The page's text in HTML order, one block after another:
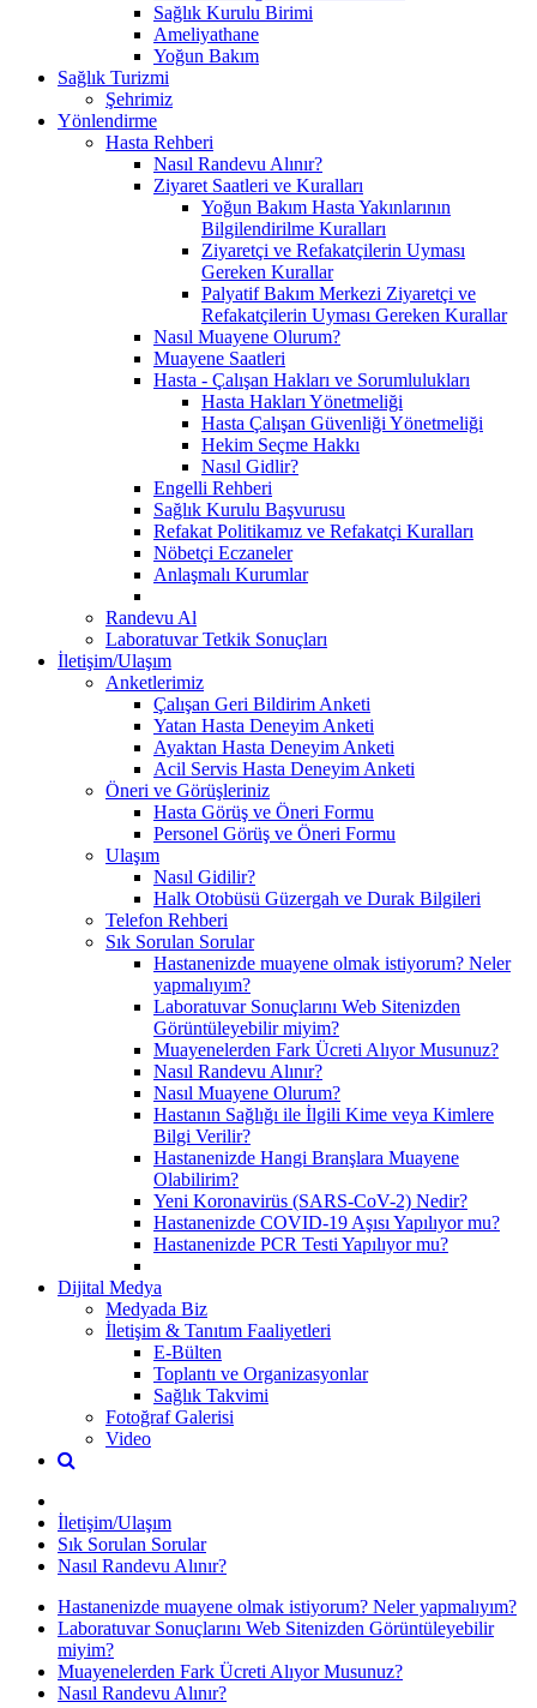
Sağlık Kurulu Birimi
Ameliyathane
Yoğun Bakım
Sağlık Turizmi
Şehrimiz
Yönlendirme
Hasta Rehberi
Nasıl Randevu Alınır?
Ziyaret Saatleri ve Kuralları
Yoğun Bakım Hasta Yakınlarının
Bilgilendirilme Kuralları
Ziyaretçi ve Refakatçilerin Uyması
Gereken Kurallar
Palyatif Bakım Merkezi Ziyaretçi ve
Refakatçilerin Uyması Gereken Kurallar
Nasıl Muayene Olurum?
Muayene Saatleri
Hasta - Çalışan Hakları ve Sorumlulukları
Hasta Hakları Yönetmeliği
Hasta Çalışan Güvenliği Yönetmeliği
Hekim Seçme Hakkı
Nasıl Gidlir?
Engelli Rehberi
Sağlık Kurulu Başvurusu
Refakat Politikamız ve Refakatçi Kuralları
Nöbetçi Eczaneler
Anlaşmalı Kurumlar
Randevu Al
Laboratuvar Tetkik Sonuçları
İletişim/Ulaşım
Anketlerimiz
Çalışan Geri Bildirim Anketi
Yatan Hasta Deneyim Anketi
Ayaktan Hasta Deneyim Anketi
Acil Servis Hasta Deneyim Anketi
Öneri ve Görüşleriniz
Hasta Görüş ve Öneri Formu
Personel Görüş ve Öneri Formu
Ulaşım
Nasıl Gidilir?
Halk Otobüsü Güzergah ve Durak Bilgileri
Telefon Rehberi
Sık Sorulan Sorular
Hastanenizde muayene olmak istiyorum? Neler
yapmalıyım?
Laboratuvar Sonuçlarını Web Sitenizden
Görüntüleyebilir miyim?
Muayenelerden Fark Ücreti Alıyor Musunuz?
Nasıl Randevu Alınır?
Nasıl Muayene Olurum?
Hastanın Sağlığı ile İlgili Kime veya Kimlere
Bilgi Verilir?
Hastanenizde Hangi Branşlara Muayene
Olabilirim?
Yeni Koronavirüs (SARS-CoV-2) Nedir?
Hastanenizde COVID-19 Aşısı Yapılıyor mu?
Hastanenizde PCR Testi Yapılıyor mu?
Dijital Medya
Medyada Biz
İletişim & Tanıtım Faaliyetleri
E-Bülten
Toplantı ve Organizasyonlar
Sağlık Takvimi
Fotoğraf Galerisi
Video
İletişim/Ulaşım
Sık Sorulan Sorular
Nasıl Randevu Alınır?
Hastanenizde muayene olmak istiyorum? Neler yapmalıyım?
Laboratuvar Sonuçlarını Web Sitenizden Görüntüleyebilir
miyim?
Muayenelerden Fark Ücreti Alıyor Musunuz?
Nasıl Randevu Alınır?